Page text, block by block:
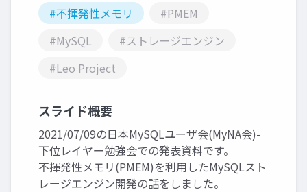
#不揮発性メモリ
#PMEM
#MySQL
#ストレージエンジン
#Leo Project
スライド概要
2021/07/09の日本MySQLユーザ会(MyNA会)-
下位レイヤー勉強会での発表資料です。
不揮発性メモリ(PMEM)を利用したMySQLスト
レージエンジン開発の話をしました。